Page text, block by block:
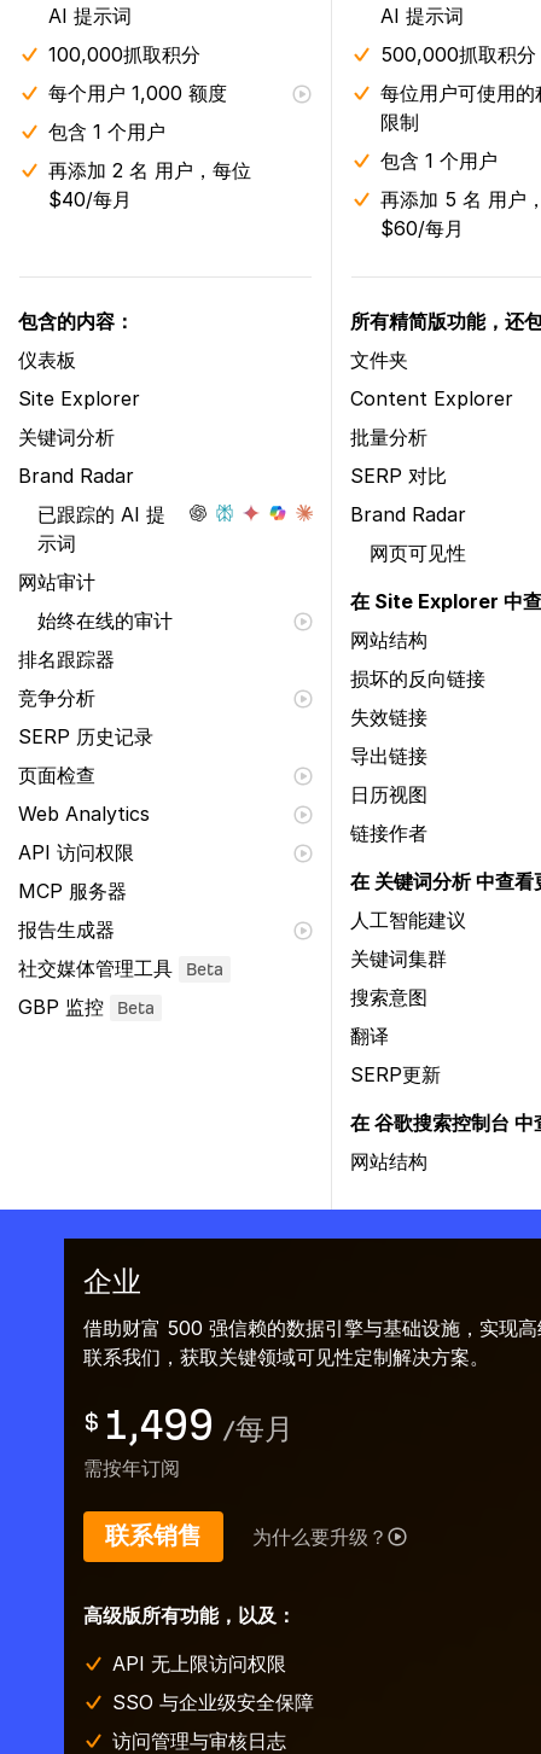
AI 提示词
100,000抓取积分
每个用户 1,000 额度
包含 1 个用户
再添加 2 名 用户，每位
$40/每月
AI 提示词
500,000抓取积分
每位用户可使用的
限制
包含 1 个用户
再添加 5 名 用户
$60/每月
包含的内容：
仪表板
Site Explorer
关键词分析
Brand Radar
已跟踪的 AI 提
示词
网站审计
始终在线的审计
排名跟踪器
竞争分析
SERP 历史记录
页面检查
Web Analytics
API 访问权限
MCP 服务器
报告生成器
社交媒体管理工具
Beta
GBP 监控 Beta
所有精简版功能，还
文件夹
Content Explorer
批量分析
SERP 对比
Brand Radar
网页可见性
在 Site Explorer 中
网站结构
损坏的反向链接
失效链接
导出链接
日历视图
链接作者
在 关键词分析 中查看
人工智能建议
关键词集群
搜索意图
翻译
SERP更新
在 谷歌搜索控制台 中
网站结构
企业
借助财富 500 强信赖的数据引擎与基础设施，实现
联系我们，获取关键领域可见性定制解决方案。
$ 1,499 /每月
需按年订阅
联系销售 为什么要升级？
高级版所有功能，以及：
API 无上限访问权限
SSO 与企业级安全保障
访问管理与审核日志